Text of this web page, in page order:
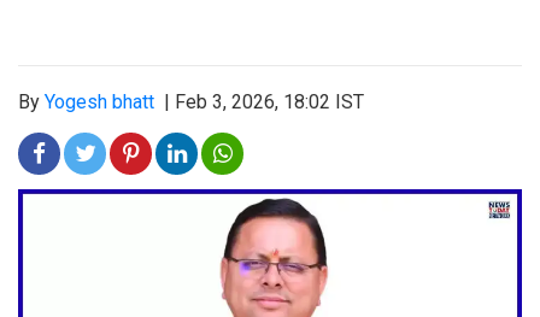
By Yogesh bhatt Feb 3, 2026, 18:02 IST